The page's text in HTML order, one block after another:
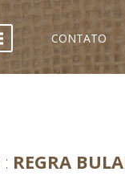
CONTATO
REGRA